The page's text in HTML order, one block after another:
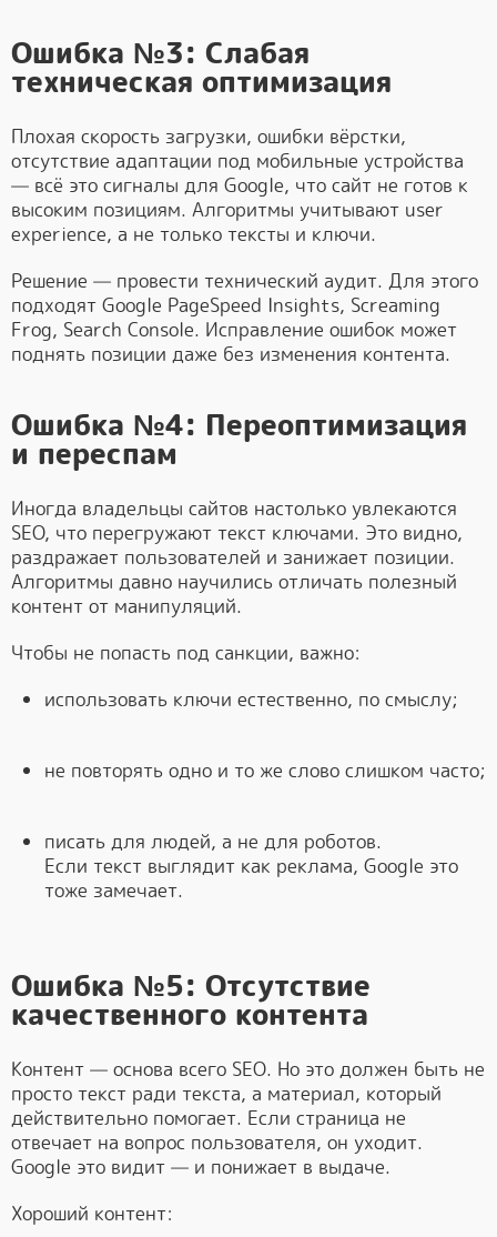
Ошибка №3: Слабая
техническая оптимизация
Плохая скорость загрузки, ошибки вёрстки,
отсутствие адаптации под мобильные устройства
— всё это сигналы для Google, что сайт не готов к
высоким позициям. Алгоритмы учитывают user
experience, а не только тексты и ключи.
Решение — провести технический аудит. Для этого
подходят Google PageSpeed Insights, Screaming
Frog, Search Console. Исправление ошибок может
поднять позиции даже без изменения контента.
Ошибка №4: Переоптимизация
и переспам
Иногда владельцы сайтов настолько увлекаются
SEO, что перегружают текст ключами. Это видно,
раздражает пользователей и занижает позиции.
Алгоритмы давно научились отличать полезный
контент от манипуляций.
Чтобы не попасть под санкции, важно:
использовать ключи естественно, по смыслу;
не повторять одно и то же слово слишком часто;
писать для людей, а не для роботов.
Если текст выглядит как реклама, Google это
тоже замечает.
Ошибка №5: Отсутствие
качественного контента
Контент — основа всего SEO. Но это должен быть не
просто текст ради текста, а материал, который
действительно помогает. Если страница не
отвечает на вопрос пользователя, он уходит.
Google это видит — и понижает в выдаче.
Хороший контент: